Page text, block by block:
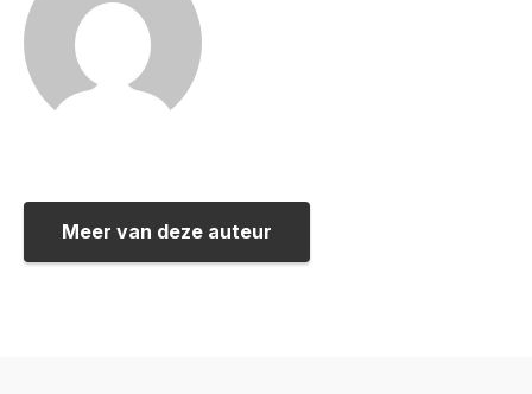
Meer van deze auteur